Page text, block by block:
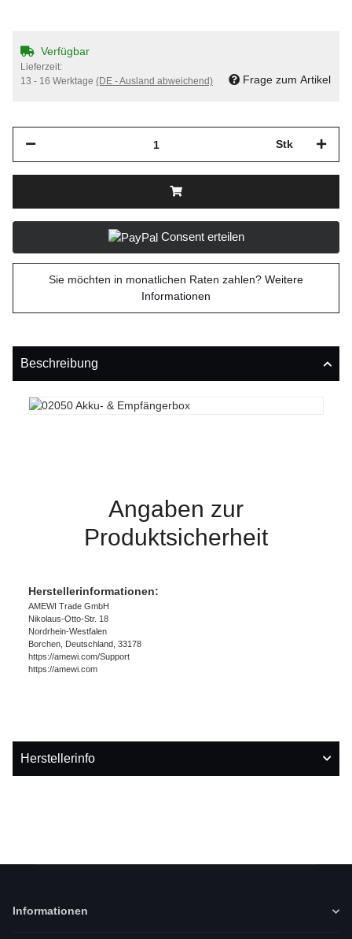
Verfügbar
Lieferzeit:
13 - 16 Werktage (DE - Ausland abweichend) Frage zum Artikel
Stk
Consent erteilen
Sie möchten in monatlichen Raten zahlen? Weitere
Informationen
Beschreibung
Angaben zur
Produktsicherheit
Herstellerinformationen:
AMEWI Trade GmbH
Nikolaus-Otto-Str. 18
Nordrhein-Westfalen
Borchen, Deutschland, 33178
https://amewi.com/Support
https://amewi.com
Herstellerinfo
Informationen